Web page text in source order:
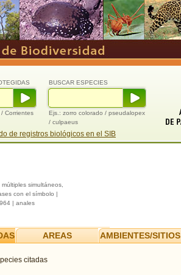
BUSCAR ESPECIES
Ejs.: zorro colorado / pseudalopex
/ culpaeus
Corrientes
de registros biológicos en el SIB
simultáneos,
con el símbolo |
| anales
AREAS AMBIENTES/SITIOS
citadas